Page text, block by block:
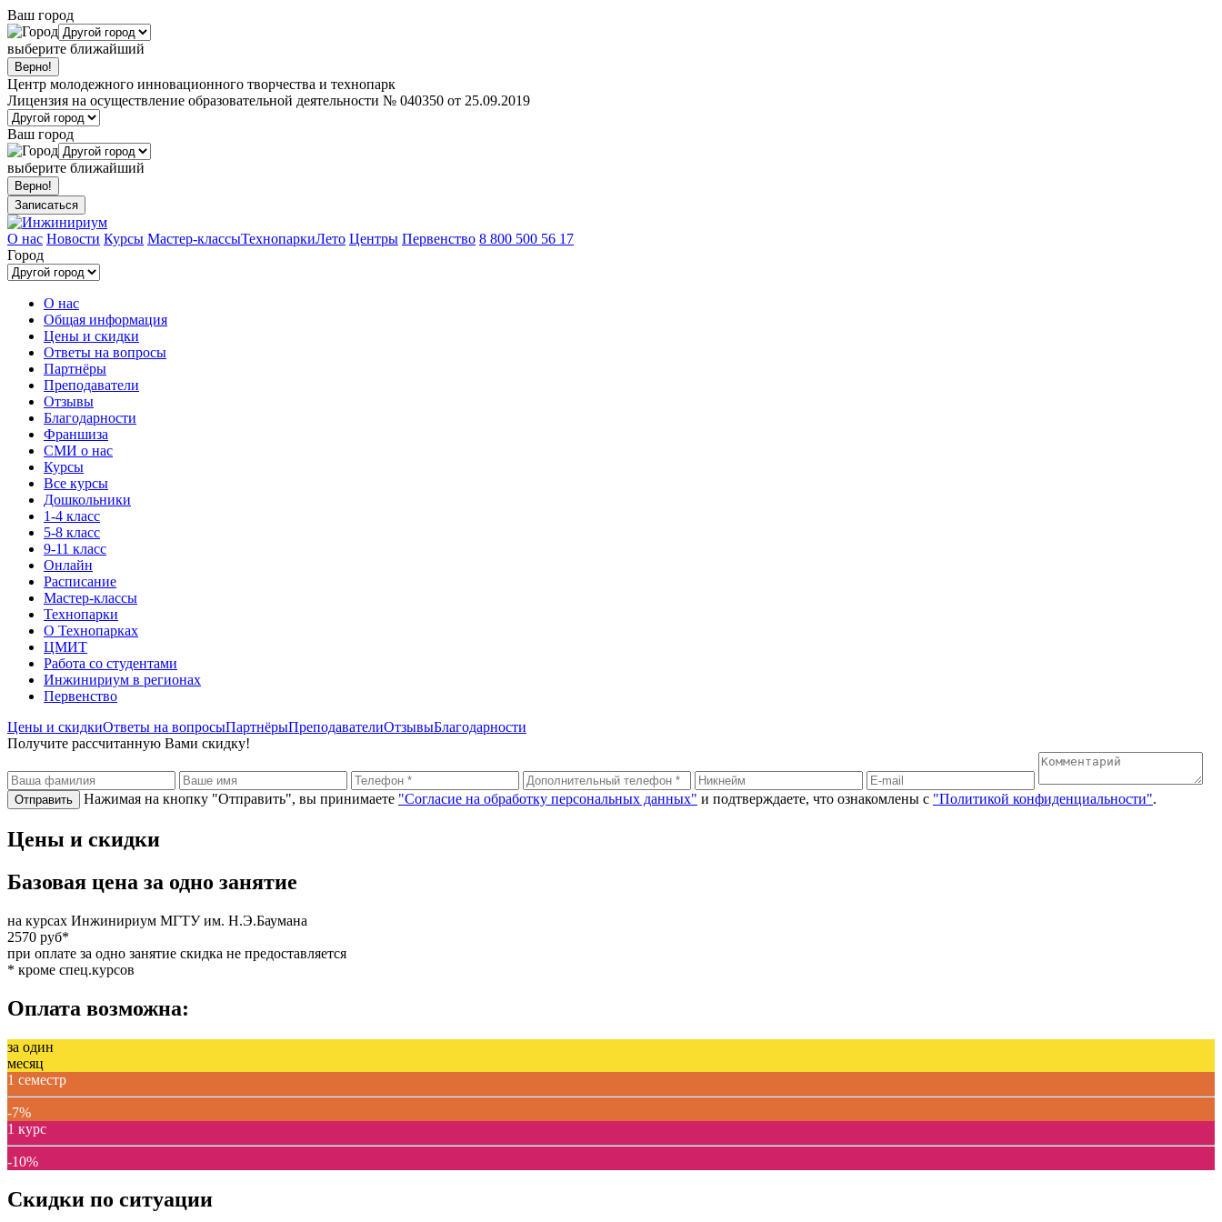
Ваш город
выберите ближайший
Центр молодежного инновационного творчества и технопарк
Лицензия на осуществление образовательной деятельности № 040350 от 25.09.2019
Ваш город
выберите ближайший
Записаться
О нас Новости Курсы Мастер-классыТехнопаркиЛето Центры Первенство 8 800 500 56 17
Город
О нас
Общая информация
Цены и скидки
Ответы на вопросы
Партнёры
Преподаватели
Отзывы
Благодарности
Франшиза
СМИ о нас
Курсы
Все курсы
Дошкольники
1-4 класс
5-8 класс
9-11 класс
Онлайн
Расписание
Мастер-классы
Технопарки
О Технопарках
ЦМИТ
Работа со студентами
Инжинириум в регионах
Первенство
Цены и скидкиОтветы на вопросыПартнёрыПреподавателиОтзывыБлагодарности
Получите рассчитанную Вами скидку!
Нажимая на кнопку "Отправить", вы принимаете "Согласие на обработку персональных данных" и подтверждаете, что ознакомлены с "Политикой конфиденциальности".
Цены и скидки
Базовая цена за одно занятие
на курсах Инжинириум МГТУ им. Н.Э.Баумана
2570 руб*
при оплате за одно занятие скидка не предоставляется
* кроме спец.курсов
Оплата возможна:
за один
месяц
1 семестр
-7%
1 курс
-10%
Скидки по ситуации